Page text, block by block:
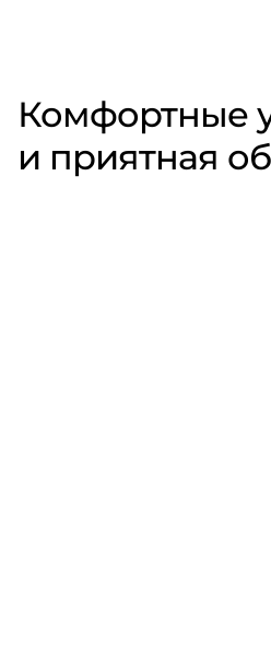
Комфортные
и приятная